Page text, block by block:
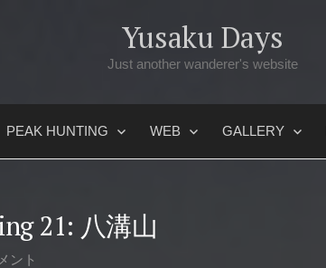
Yusaku Days
Just another wanderer's website
PEAK HUNTING WEB GALLERY
21: 八溝山
ント